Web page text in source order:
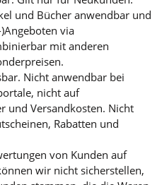
und Bücher anwendbar und
via
mit anderen
Nicht anwendbar bei
nicht auf
und Versandkosten. Nicht
Rabatten und
von Kunden auf
wir nicht sicherstellen,